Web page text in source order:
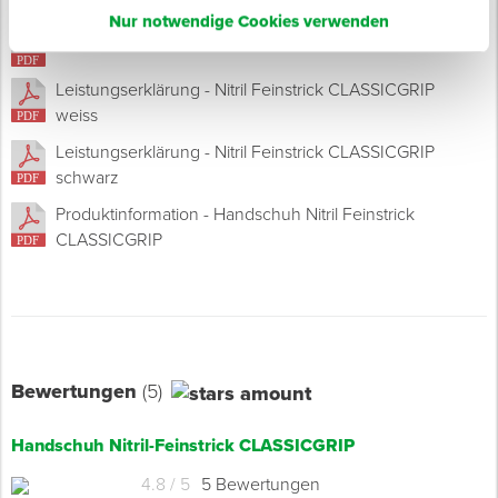
Nur notwendige Cookies verwenden
Leistungserklärung - Nitril Feinstrick CLASSICGRIP
weiss
Leistungserklärung - Nitril Feinstrick CLASSICGRIP
schwarz
Produktinformation - Handschuh Nitril Feinstrick
CLASSICGRIP
Bewertungen (5)
Handschuh Nitril-Feinstrick CLASSICGRIP
4.8 / 5 5 Bewertungen